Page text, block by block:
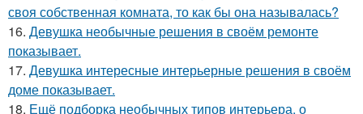
своя собственная комната, то как бы она называлась?
16. Девушка необычные решения в своём ремонте
показывает.
17. Девушка интересные интерьерные решения в своём
доме показывает.
18. Ещё подборка необычных типов интерьера, о